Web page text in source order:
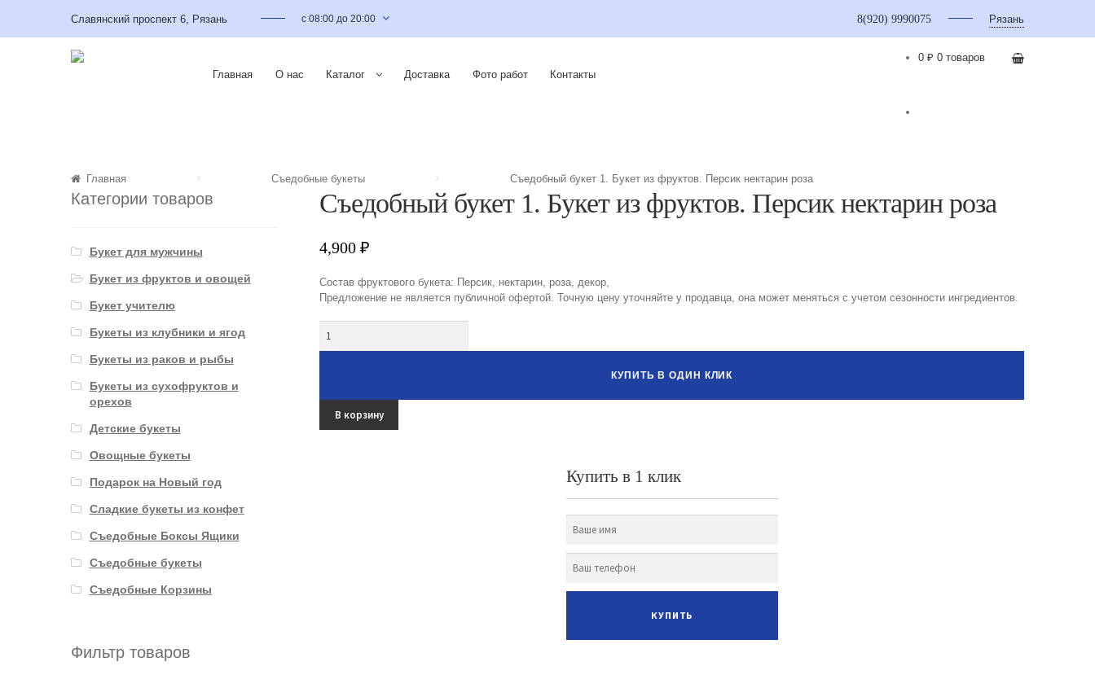
Славянский проспект 6, Рязань с 08:00 до 20:00 8(920) 9990075 Рязань
Главная О нас Каталог Доставка Фото работ Контакты
0 ₽ 0 товаров
Главная Съедобные букеты Съедобный букет 1. Букет из фруктов. Персик нектарин роза
Съедобный букет 1. Букет из фруктов. Персик нектарин роза
4,900₽
Состав фруктового букета: Персик, нектарин, роза, декор,
Предложение не является публичной офертой. Точную цену уточняйте у продавца, она может меняться с учетом сезонности ингредиентов.
КУПИТЬ В ОДИН КЛИК
В корзину
Купить в 1 клик
Категории товаров
Букет для мужчины
Букет из фруктов и овощей
Букет учителю
Букеты из клубники и ягод
Букеты из раков и рыбы
Букеты из сухофруктов и
орехов
Детские букеты
Овощные букеты
Подарок на Новый год
Сладкие букеты из конфет
Съедобные Боксы Ящики
Съедобные букеты
Съедобные Корзины
Фильтр товаров